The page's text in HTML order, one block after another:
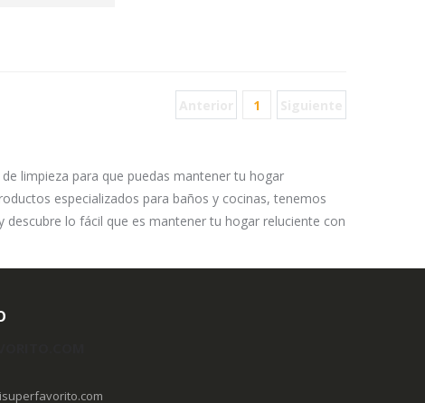
1
limpieza para que puedas mantener tu hogar
especializados para baños y cocinas, tenemos
descubre lo fácil que es mantener tu hogar reluciente con